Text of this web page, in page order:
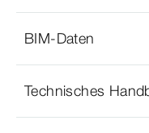
BIM-Daten
Technisches